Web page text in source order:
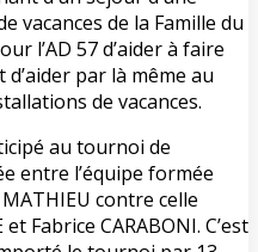
vacances de la Famille du
l’AD 57 d’aider à faire
par là même au
de vacances.
au tournoi de
entre l’équipe formée
contre celle
Fabrice CARABONI. C’est